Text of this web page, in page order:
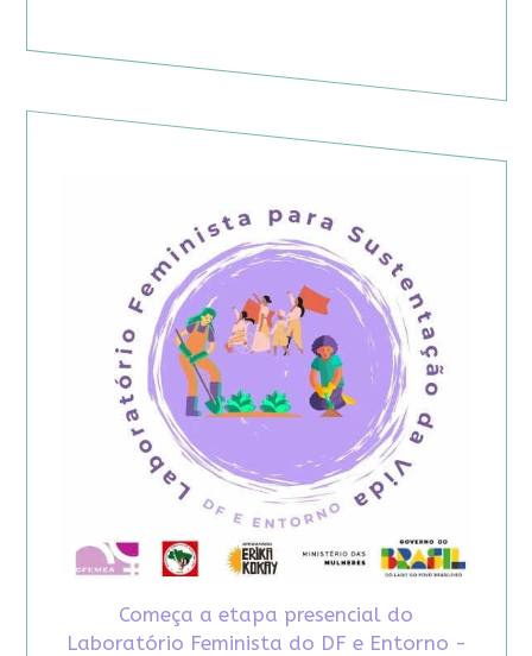
Começa a etapa presencial do
Laboratório Feminista do DF e Entorno -